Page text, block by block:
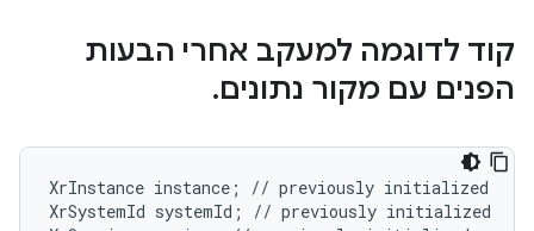
קוד לדוגמה למעקב אחרי הבעות
הפנים עם מקור נתונים.
XrInstance instance ; // previously initialized
XrSystemId systemId ; // previously initialized